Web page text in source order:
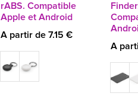
rABS. Compatible
Apple et Android
A partir de 7.15 €
A